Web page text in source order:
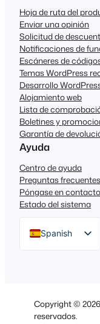
Hoja de ruta del
Enviar una opinión
Solicitud de
Notificaciones de
Escáneres de
Temas WordPress
Desarrollo
Alojamiento web
Lista de
Boletines y
Garantía de
Ayuda
Centro de ayuda
Preguntas frecuentes
Póngase en
Estado del sistema
Spanish
English
Italian
Copyright ©
reservados.